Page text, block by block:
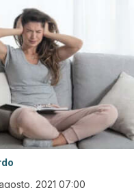
2021 07:00